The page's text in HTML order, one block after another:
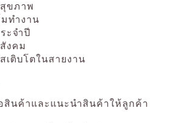
ขภาพ
ทำงาน
ะจำปี
งคม
เติบโตในสายงาน
สินค้าและแนะนำสินค้าให้ลูกค้า